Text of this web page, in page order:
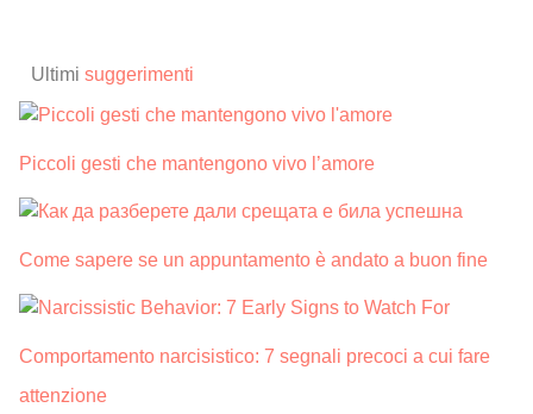
Ultimi suggerimenti
Piccoli gesti che mantengono vivo l’amore
Come sapere se un appuntamento è andato a buon fine
Comportamento narcisistico: 7 segnali precoci a cui fare
attenzione